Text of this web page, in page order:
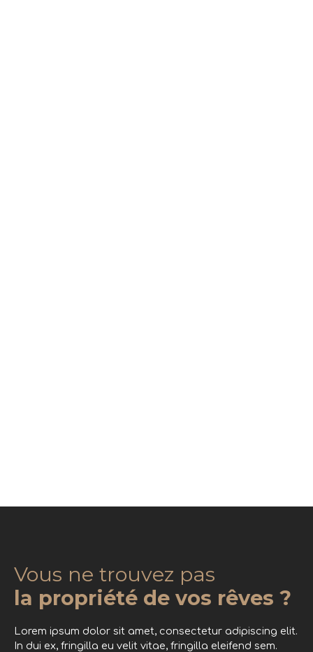
Vous ne trouvez pas
la propriété de vos rêves ?
Lorem ipsum dolor sit amet, consectetur adipiscing elit.
In dui ex, fringilla eu velit vitae, fringilla eleifend sem.